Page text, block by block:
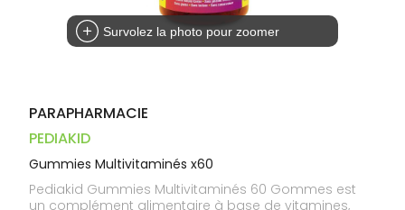
Survolez la photo pour zoomer
PARAPHARMACIE
PEDIAKID
Gummies Multivitaminés x60
Pediakid Gummies Multivitaminés 60 Gommes est
un complément alimentaire à base de vitamines,